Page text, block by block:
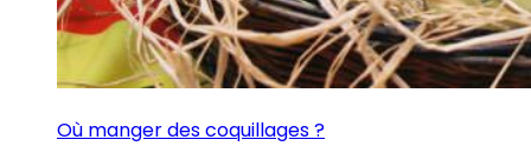
Où manger des coquillages ?